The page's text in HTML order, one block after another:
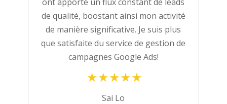
de qualité, boostant ainsi mon activité
de manière significative. Je suis plus
que satisfaite du service de gestion de
campagnes Google Ads!
Sai Lo